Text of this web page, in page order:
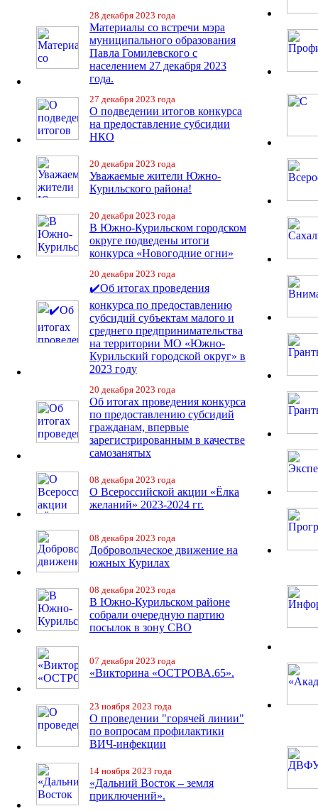
28 декабря 2023 года
Материалы со встречи мэра
муниципального образования
Павла Гомилевского с
населением 27 декабря 2023
года.
27 декабря 2023 года
О подведении итогов конкурса
на предоставление субсидии
НКО
20 декабря 2023 года
Уважаемые жители Южно-
Курильского района!
20 декабря 2023 года
В Южно-Курильском городском
округе подведены итоги
конкурса «Новогодние огни»
20 декабря 2023 года
✔️Об итогах проведения
конкурса по предоставлению
субсидий субъектам малого и
среднего предпринимательства
на территории МО «Южно-
Курильский городской округ» в
2023 году
20 декабря 2023 года
Об итогах проведения конкурса
по предоставлению субсидий
гражданам, впервые
зарегистрированным в качестве
самозанятых
08 декабря 2023 года
О Всероссийской акции «Ёлка
желаний» 2023-2024 гг.
08 декабря 2023 года
Добровольческое движение на
южных Курилах
08 декабря 2023 года
В Южно-Курильском районе
собрали очередную партию
посылок в зону СВО
07 декабря 2023 года
«Викторина «ОСТРОВА.65».
23 ноября 2023 года
О проведении "горячей линии"
по вопросам профилактики
ВИЧ-инфекции
14 ноября 2023 года
«Дальний Восток – земля
приключений».